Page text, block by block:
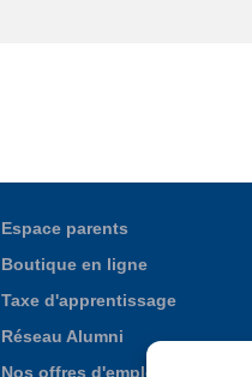
Espace parents
Boutique en ligne
Taxe d'apprentissage
Réseau Alumni
Nos offres d'emploi